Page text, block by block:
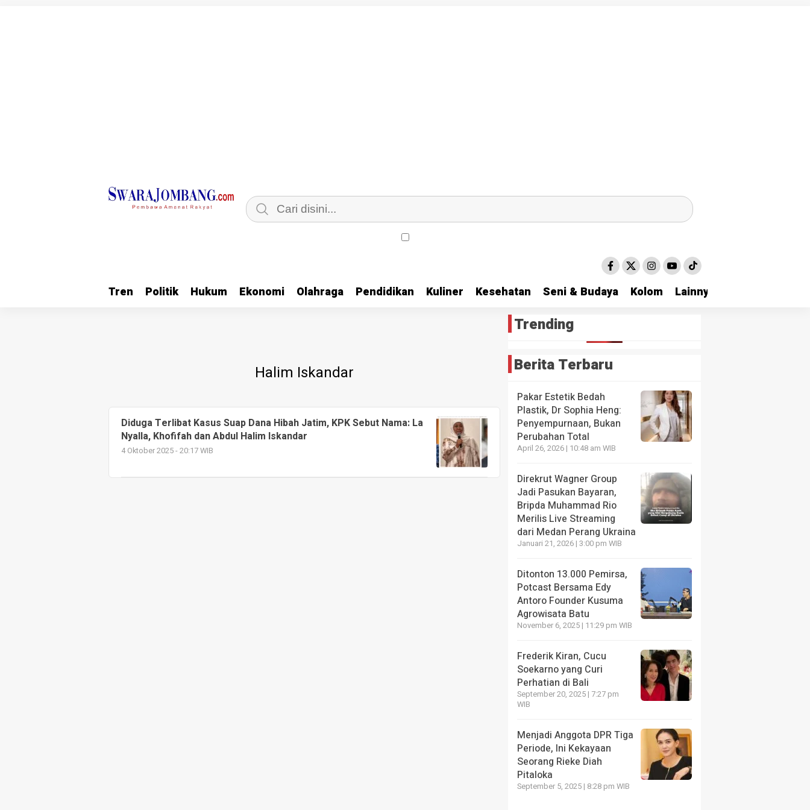
Tren Politik Hukum Ekonomi Olahraga Pendidikan Kuliner Kesehatan Seni & Budaya Kolom Lainnya
Halim Iskandar
Diduga Terlibat Kasus Suap Dana Hibah Jatim, KPK Sebut Nama: La
Nyalla, Khofifah dan Abdul Halim Iskandar
4 Oktober 2025 - 20:17 WIB
Trending
Berita Terbaru
Pakar Estetik Bedah
Plastik, Dr Sophia Heng:
Penyempurnaan, Bukan
Perubahan Total
April 26, 2026 | 10:48 am WIB
Direkrut Wagner Group
Jadi Pasukan Bayaran,
Bripda Muhammad Rio
Merilis Live Streaming
dari Medan Perang Ukraina
Januari 21, 2026 | 3:00 pm WIB
Ditonton 13.000 Pemirsa,
Potcast Bersama Edy
Antoro Founder Kusuma
Agrowisata Batu
November 6, 2025 | 11:29 pm WIB
Frederik Kiran, Cucu
Soekarno yang Curi
Perhatian di Bali
September 20, 2025 | 7:27 pm
WIB
Menjadi Anggota DPR Tiga
Periode, Ini Kekayaan
Seorang Rieke Diah
Pitaloka
September 5, 2025 | 8:28 pm WIB